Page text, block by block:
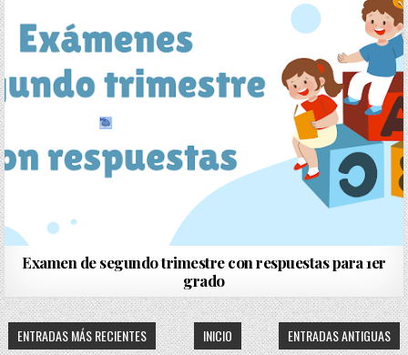
Examen de segundo trimestre con respuestas para 1er
grado
ENTRADAS MÁS RECIENTES ENTRADAS ANTIGUAS
INICIO